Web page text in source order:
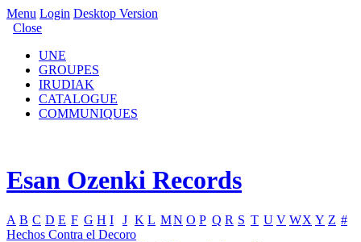
Menu Login Desktop Version
Close
UNE
GROUPES
IRUDIAK
CATALOGUE
COMMUNIQUES
Esan Ozenki Records
A B C D E F G H I J K L MN O P Q R S T U V WX Y Z #
Hechos Contra el Decoro